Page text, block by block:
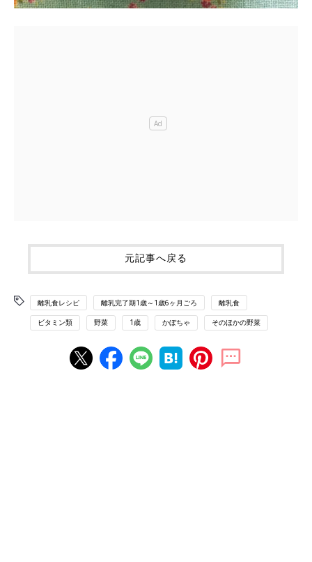
元記事へ戻る
離乳食レシピ 離乳完了期1歳～1歳6ヶ月ごろ 離乳食
ビタミン類 野菜 1歳 かぼちゃ そのほかの野菜